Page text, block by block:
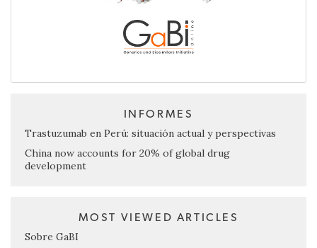
INFORMES
Trastuzumab en Perú: situación actual y perspectivas
China now accounts for 20% of global drug
development
MOST VIEWED ARTICLES
Sobre GaBI